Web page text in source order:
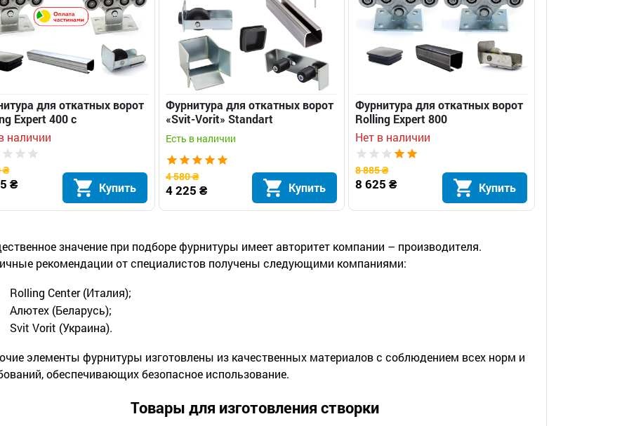
для откатных ворот
Expert 400 с
длиной 5 м
наличии
₴
₴ Купить
Фурнитура для откатных ворот
«Svit-Vorit» Standart
Есть в наличии
4 580 ₴
4 225 ₴ Купить
Фурнитура для откатных ворот
Rolling Expert 800
Нет в наличии
8 885 ₴
8 625 ₴ Купить
значение при подборе фурнитуры имеет авторитет компании – производителя.
рекомендации от специалистов получены следующими компаниями:
Rolling Center (Италия);
Алютех (Беларусь);
Svit Vorit (Украина).
элементы фурнитуры изготовлены из качественных материалов с соблюдением всех норм и
обеспечивающих безопасное использование.
Товары для изготовления створки